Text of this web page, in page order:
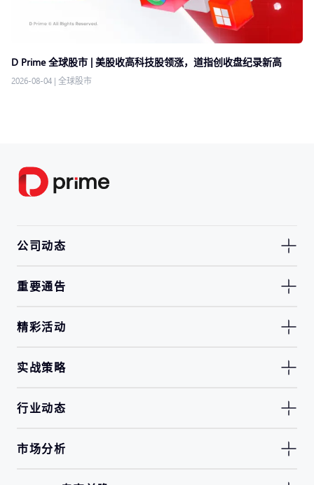
D Prime 全球股市 | 美股收高科技股领涨，道指创收盘纪录新高
2026-08-04 | 全球股市
公司动态
重要通告
精彩活动
实战策略
行业动态
市场分析